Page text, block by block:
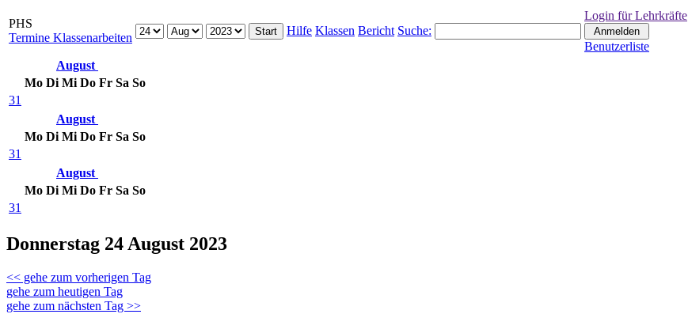
PHS
Termine Klassenarbeiten
Hilfe Klassen Bericht Suche:
Login für Lehrkräfte
Benutzerliste
August
Mo Di Mi Do Fr Sa So
31
August
Mo Di Mi Do Fr Sa So
31
August
Mo Di Mi Do Fr Sa So
31
Donnerstag 24 August 2023
<< gehe zum vorherigen Tag
gehe zum heutigen Tag
gehe zum nächsten Tag >>